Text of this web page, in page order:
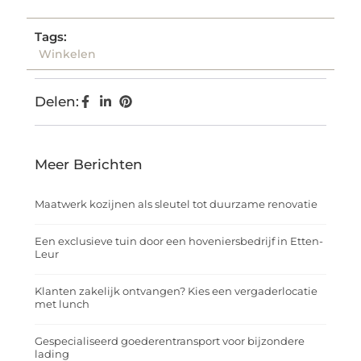
Tags:
Winkelen
Delen:
Meer Berichten
Maatwerk kozijnen als sleutel tot duurzame renovatie
Een exclusieve tuin door een hoveniersbedrijf in Etten-
Leur
Klanten zakelijk ontvangen? Kies een vergaderlocatie
met lunch
Gespecialiseerd goederentransport voor bijzondere
lading